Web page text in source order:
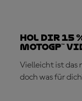
Hol dir 15
MotoGP™
Vielleicht ist das
doch was für